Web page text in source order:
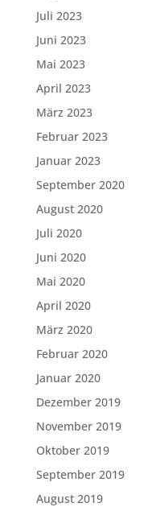
Juli 2023
Juni 2023
Mai 2023
April 2023
März 2023
Februar 2023
Januar 2023
September 2020
August 2020
Juli 2020
Juni 2020
Mai 2020
April 2020
März 2020
Februar 2020
Januar 2020
Dezember 2019
November 2019
Oktober 2019
September 2019
August 2019